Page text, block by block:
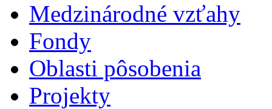
Medzinárodné vzťahy
Fondy
Oblasti pôsobenia
Projekty